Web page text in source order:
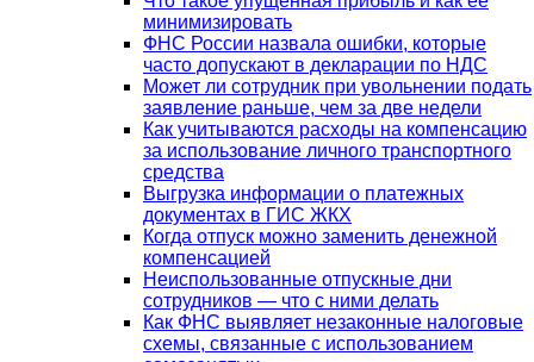
минимизировать
ФНС России назвала ошибки, которые
часто допускают в декларации по НДС
Может ли сотрудник при увольнении подать
заявление раньше, чем за две недели
Как учитываются расходы на компенсацию
за использование личного транспортного
средства
Выгрузка информации о платежных
документах в ГИС ЖКХ
Когда отпуск можно заменить денежной
компенсацией
Неиспользованные отпускные дни
сотрудников — что с ними делать
Как ФНС выявляет незаконные налоговые
схемы, связанные с использованием